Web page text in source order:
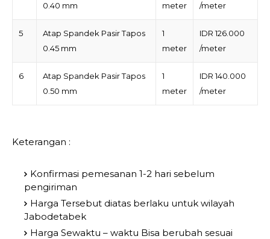
0.40 mm
meter
/meter
5
Atap Spandek Pasir Tapos
0.45 mm
1
meter
IDR 126.000
/meter
6
Atap Spandek Pasir Tapos
0.50 mm
1
meter
IDR 140.000
/meter
Keterangan :
Konfirmasi pemesanan 1-2 hari sebelum
pengiriman
Harga Tersebut diatas berlaku untuk wilayah
Jabodetabek
Harga Sewaktu – waktu Bisa berubah sesuai